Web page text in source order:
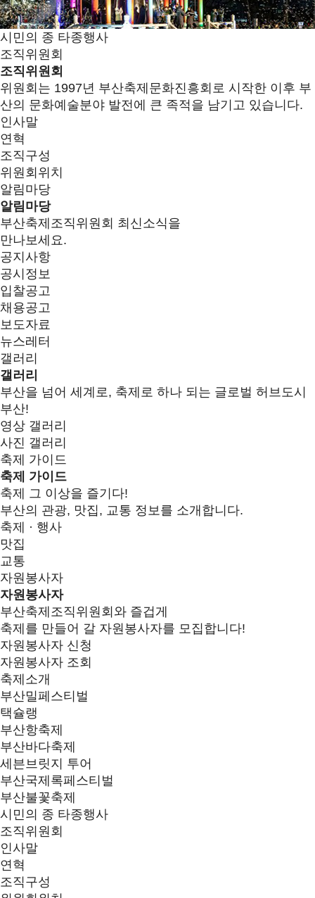
시민의 종 타종행사
조직위원회
조직위원회
위원회는 1997년 부산축제문화진흥회로 시작한 이후 부
산의 문화예술분야 발전에 큰 족적을 남기고 있습니다.
인사말
연혁
조직구성
위원회위치
알림마당
알림마당
부산축제조직위원회 최신소식을
만나보세요.
공지사항
공시정보
입찰공고
채용공고
보도자료
뉴스레터
갤러리
갤러리
부산을 넘어 세계로, 축제로 하나 되는 글로벌 허브도시
부산!
영상 갤러리
사진 갤러리
축제 가이드
축제 가이드
축제 그 이상을 즐기다!
부산의 관광, 맛집, 교통 정보를 소개합니다.
축제 · 행사
맛집
교통
자원봉사자
자원봉사자
부산축제조직위원회와 즐겁게
축제를 만들어 갈 자원봉사자를 모집합니다!
자원봉사자 신청
자원봉사자 조회
축제소개
부산밀페스티벌
택슐랭
부산항축제
부산바다축제
세븐브릿지 투어
부산국제록페스티벌
부산불꽃축제
시민의 종 타종행사
조직위원회
인사말
연혁
조직구성